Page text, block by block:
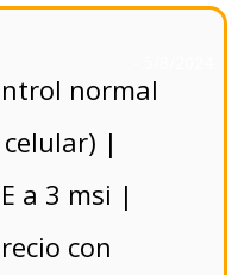
normal
|
a 3 msi |
con